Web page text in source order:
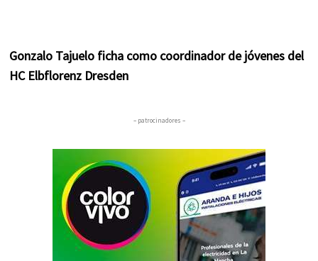
Gonzalo Tajuelo ficha como coordinador de jóvenes del
HC Elbflorenz Dresden
– patrocinadores –